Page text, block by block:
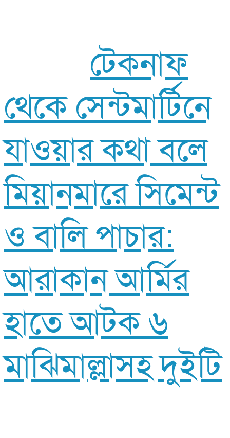
টেকনাফ
থেকে সেন্টমার্টিনে
যাওয়ার কথা বলে
মিয়ানমারে সিমেন্ট
ও বালি পাচার:
আরাকান আর্মির
হাতে আটক ৬
মাঝিমাল্লাসহ দুইটি